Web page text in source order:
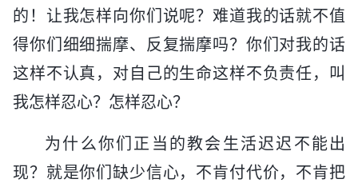
的！让我怎样向你们说呢？难道我的话就不值
得你们细细揣摩、反复揣摩吗？你们对我的话
这样不认真，对自己的生命这样不负责任，叫
我怎样忍心？怎样忍心？
为什么你们正当的教会生活迟迟不能出
现？就是你们缺少信心，不肯付代价，不肯把